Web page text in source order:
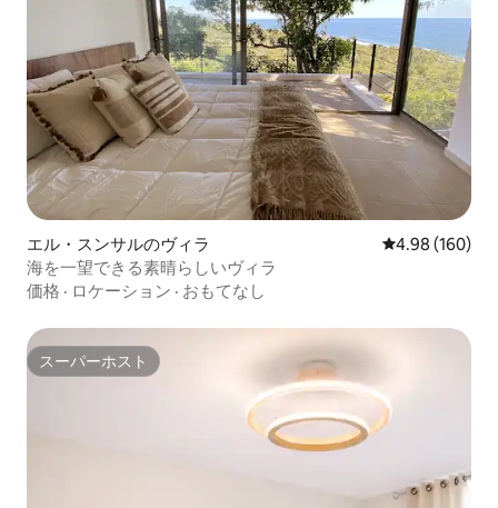
エル・スンサルのヴィラ レビュー160
4.98 (160)
海を一望できる素晴らしいヴィラ
価格 · ロケーション · おもてなし
スーパーホスト
スーパーホスト